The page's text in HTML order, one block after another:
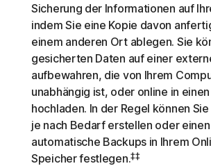
Sicherung der Informationen auf
indem Sie eine Kopie davon
einem anderen Ort ablegen. Sie
gesicherten Daten auf einer
aufbewahren, die von Ihrem
unabhängig ist, oder online in
hochladen. In der Regel können
je nach Bedarf erstellen oder
automatische Backups in Ihrem
Speicher festlegen.‡‡